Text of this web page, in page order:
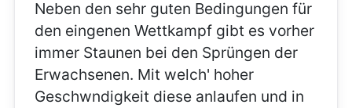
Neben den sehr guten Bedingungen für
den eingenen Wettkampf gibt es vorher
immer Staunen bei den Sprüngen der
Erwachsenen. Mit welch' hoher
Geschwndigkeit diese anlaufen und in